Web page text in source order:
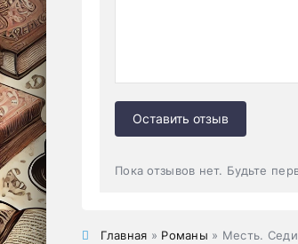
Оставить отзыв
Пока отзывов нет. Будьте
Главная » Романы » Месть.